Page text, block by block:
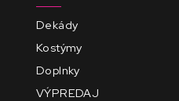
Dekády
Kostýmy
Doplnky
VÝPREDAJ